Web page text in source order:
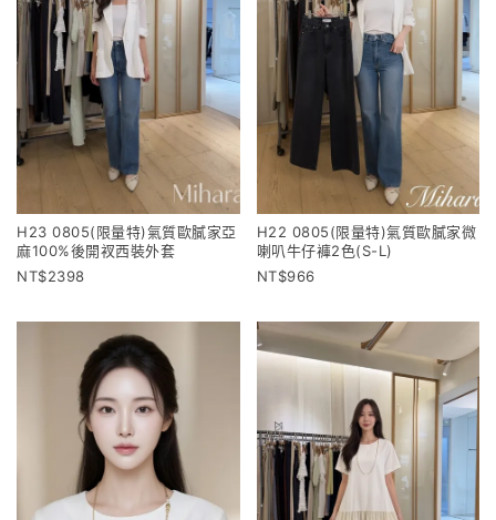
H23 0805(限量特)氣質歐膩家亞
麻100%後開衩西裝外套
2398
H22 0805(限量特)氣質歐膩家微
喇叭牛仔褲2色(S-L)
966